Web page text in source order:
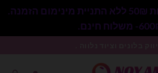
משלוחים לכל הארץ בעלות 50₪ ללא התניית מינימום הזמנה.